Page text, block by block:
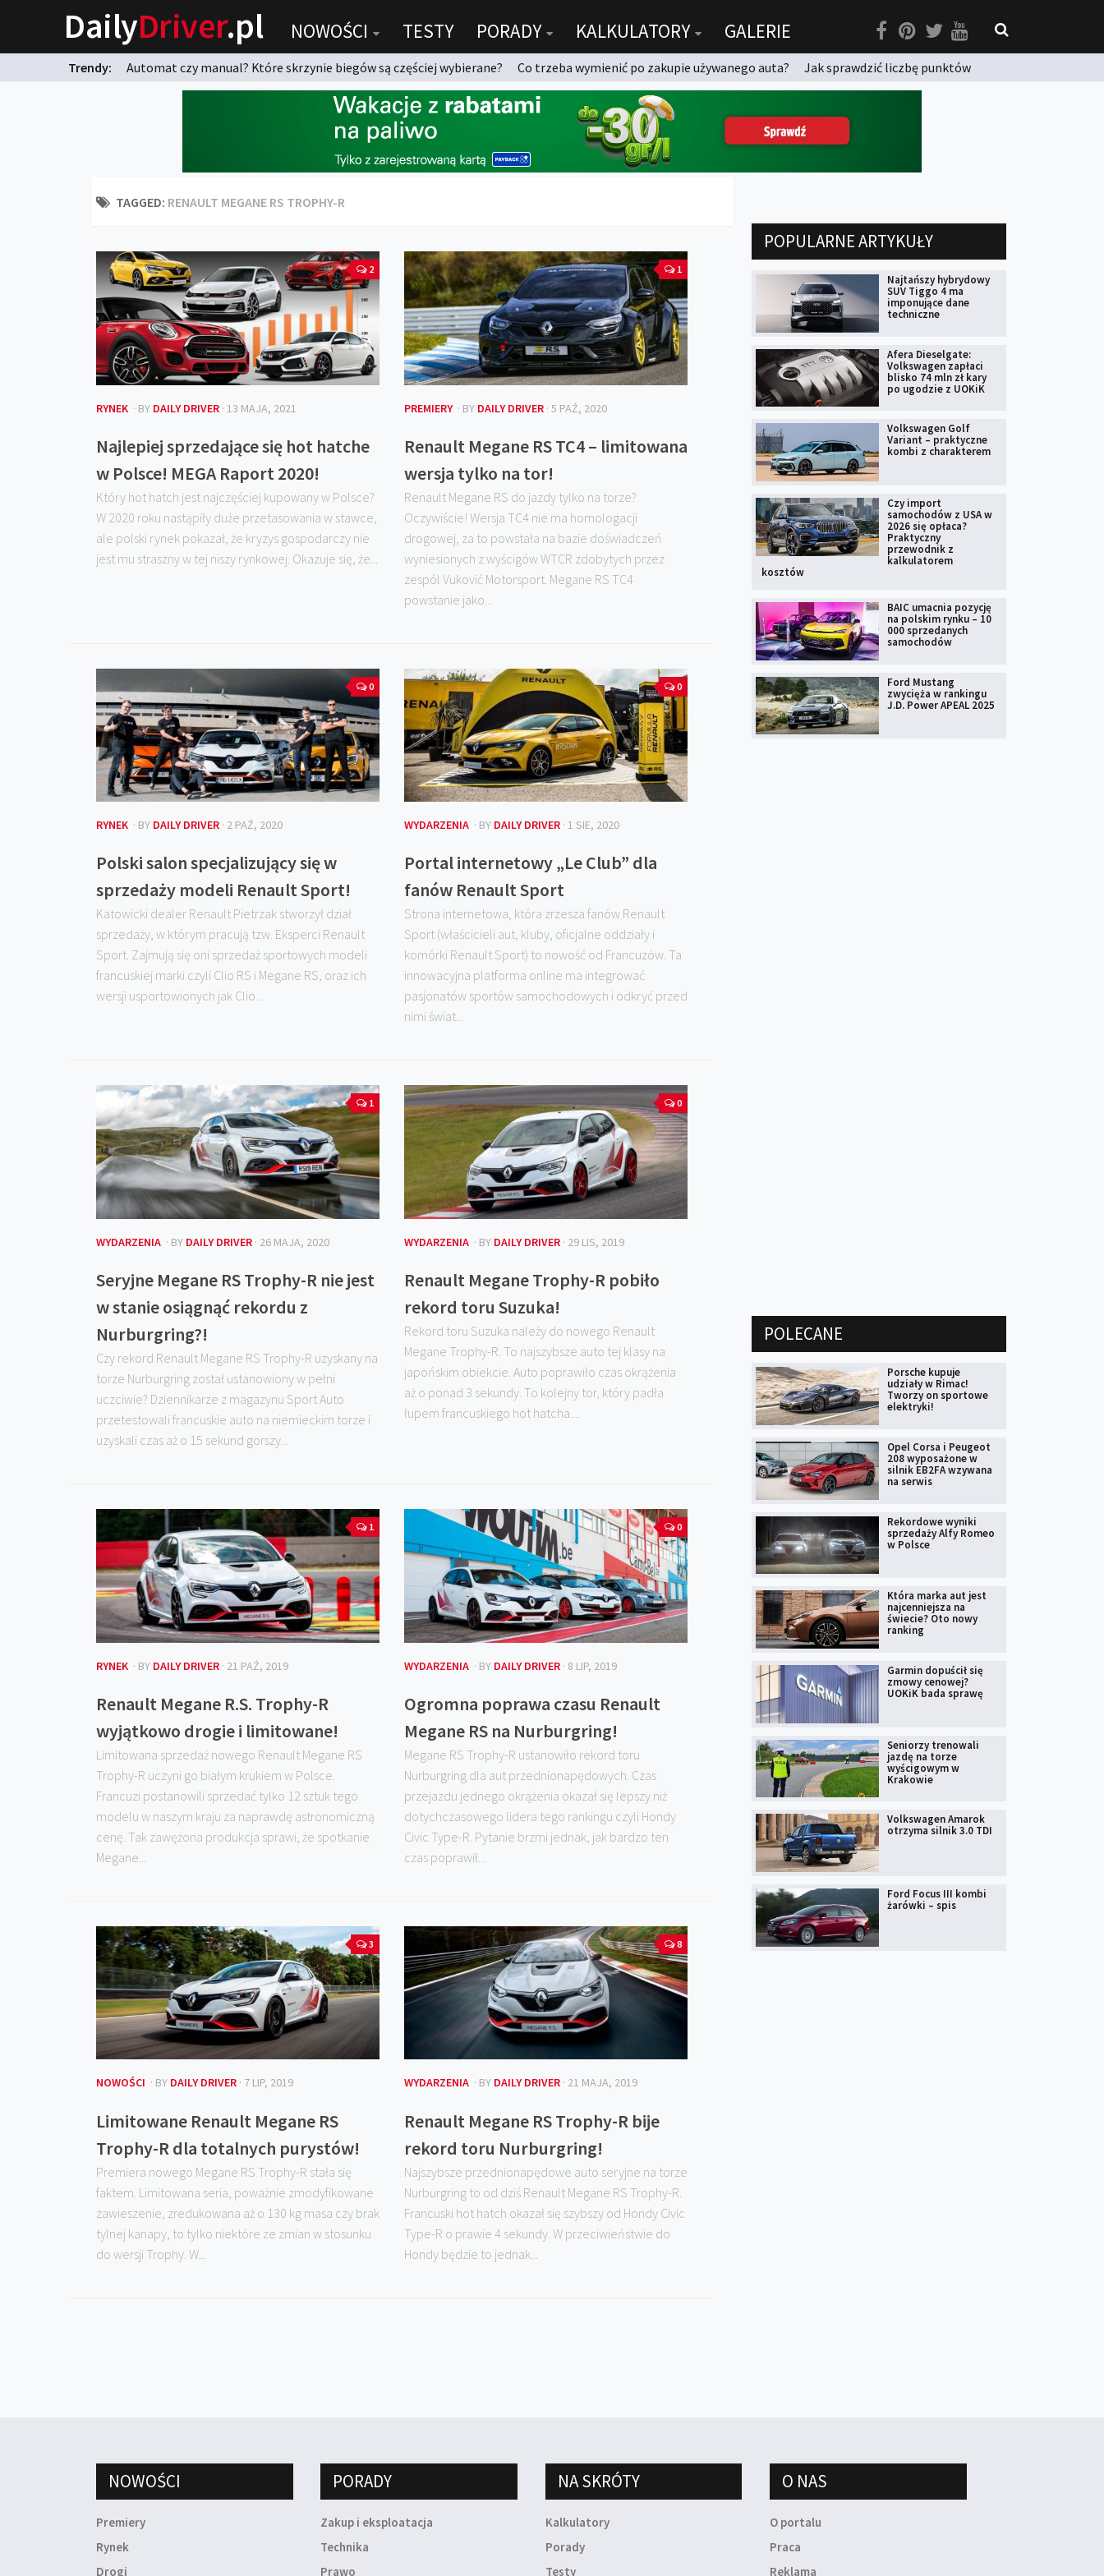
DailyDriver.pl NOWOŚCI TESTY PORADY KALKULATORY GALERIE
Trendy: Automat czy manual? Które skrzynie biegów są częściej wybierane? Co trzeba wymienić po zakupie używanego auta?
Jak sprawdzić liczbę punktów
TAGGED: RENAULT MEGANE RS TROPHY-R
2
RYNEK · BY DAILY DRIVER · 13 MAJA, 2021
Najlepiej sprzedające się hot hatche
w Polsce! MEGA Raport 2020!
Który hot hatch jest najczęściej kupowany w Polsce?
W 2020 roku nastąpiły duże przetasowania w stawce,
ale polski rynek pokazał, że kryzys gospodarczy nie
jest mu straszny w tej niszy rynkowej. Okazuje się, że...
1
PREMIERY · BY DAILY DRIVER · 5 PAŹ, 2020
Renault Megane RS TC4 – limitowana
wersja tylko na tor!
Renault Megane RS do jazdy tylko na torze?
Oczywiście! Wersja TC4 nie ma homologacji
drogowej, za to powstała na bazie doświadczeń
wyniesionych z wyścigów WTCR zdobytych przez
zespól Vuković Motorsport. Megane RS TC4
powstanie jako...
0
RYNEK · BY DAILY DRIVER · 2 PAŹ, 2020
Polski salon specjalizujący się w
sprzedaży modeli Renault Sport!
Katowicki dealer Renault Pietrzak stworzył dział
sprzedaży, w którym pracują tzw. Eksperci Renault
Sport. Zajmują się oni sprzedaż sportowych modeli
francuskiej marki czyli Clio RS i Megane RS, oraz ich
wersji usportowionych jak Clio...
0
WYDARZENIA · BY DAILY DRIVER · 1 SIE, 2020
Portal internetowy „Le Club” dla
fanów Renault Sport
Strona internetowa, która zrzesza fanów Renault
Sport (właścicieli aut, kluby, oficjalne oddziały i
komórki Renault Sport) to nowość od Francuzów. Ta
innowacyjna platforma online ma integrować
pasjonatów sportów samochodowych i odkryć przed
nimi świat...
1
WYDARZENIA · BY DAILY DRIVER · 26 MAJA, 2020
Seryjne Megane RS Trophy-R nie jest
w stanie osiągnąć rekordu z
Nurburgring?!
Czy rekord Renault Megane RS Trophy-R uzyskany na
torze Nurburgring został ustanowiony w pełni
uczciwie? Dziennikarze z magazynu Sport Auto
przetestowali francuskie auto na niemieckim torze i
uzyskali czas aż o 15 sekund gorszy...
0
WYDARZENIA · BY DAILY DRIVER · 29 LIS, 2019
Renault Megane Trophy-R pobiło
rekord toru Suzuka!
Rekord toru Suzuka należy do nowego Renault
Megane Trophy-R. To najszybsze auto tej klasy na
japońskim obiekcie. Auto poprawiło czas okrążenia
aż o ponad 3 sekundy. To kolejny tor, który padła
łupem francuskiego hot hatcha....
1
RYNEK · BY DAILY DRIVER · 21 PAŹ, 2019
Renault Megane R.S. Trophy-R
wyjątkowo drogie i limitowane!
Limitowana sprzedaż nowego Renault Megane RS
Trophy-R uczyni go białym krukiem w Polsce.
Francuzi postanowili sprzedać tylko 12 sztuk tego
modelu w naszym kraju za naprawdę astronomiczną
cenę. Tak zawężona produkcja sprawi, że spotkanie
Megane...
0
WYDARZENIA · BY DAILY DRIVER · 8 LIP, 2019
Ogromna poprawa czasu Renault
Megane RS na Nurburgring!
Megane RS Trophy-R ustanowiło rekord toru
Nurburgring dla aut przednionapędowych. Czas
przejazdu jednego okrążenia okazał się lepszy niż
dotychczasowego lidera tego rankingu czyli Hondy
Civic Type-R. Pytanie brzmi jednak, jak bardzo ten
czas poprawił...
3
NOWOŚCI · BY DAILY DRIVER · 7 LIP, 2019
Limitowane Renault Megane RS
Trophy-R dla totalnych purystów!
Premiera nowego Megane RS Trophy-R stała się
faktem. Limitowana seria, poważnie zmodyfikowane
zawieszenie, zredukowana aż o 130 kg masa czy brak
tylnej kanapy, to tylko niektóre ze zmian w stosunku
do wersji Trophy. W...
8
WYDARZENIA · BY DAILY DRIVER · 21 MAJA, 2019
Renault Megane RS Trophy-R bije
rekord toru Nurburgring!
Najszybsze przednionapędowe auto seryjne na torze
Nurburgring to od dziś Renault Megane RS Trophy-R.
Francuski hot hatch okazał się szybszy od Hondy Civic
Type-R o prawie 4 sekundy. W przeciwieństwie do
Hondy będzie to jednak...
POPULARNE ARTYKUŁY
Najtańszy hybrydowy
SUV Tiggo 4 ma
imponujące dane
techniczne
Afera Dieselgate:
Volkswagen zapłaci
blisko 74 mln zł kary
po ugodzie z UOKiK
Volkswagen Golf
Variant – praktyczne
kombi z charakterem
Czy import
samochodów z USA w
2026 się opłaca?
Praktyczny
przewodnik z
kalkulatorem
kosztów
BAIC umacnia pozycję
na polskim rynku – 10
000 sprzedanych
samochodów
Ford Mustang
zwycięża w rankingu
J.D. Power APEAL 2025
POLECANE
Porsche kupuje
udziały w Rimac!
Tworzy on sportowe
elektryki!
Opel Corsa i Peugeot
208 wyposażone w
silnik EB2FA wzywana
na serwis
Rekordowe wyniki
sprzedaży Alfy Romeo
w Polsce
Która marka aut jest
najcenniejsza na
świecie? Oto nowy
ranking
Garmin dopuścił się
zmowy cenowej?
UOKiK bada sprawę
Seniorzy trenowali
jazdę na torze
wyścigowym w
Krakowie
Volkswagen Amarok
otrzyma silnik 3.0 TDI
Ford Focus III kombi
żarówki – spis
NOWOŚCI
Premiery
Rynek
Drogi
PORADY
Zakup i eksploatacja
Technika
Prawo
NA SKRÓTY
Kalkulatory
Porady
Testy
O NAS
O portalu
Praca
Reklama